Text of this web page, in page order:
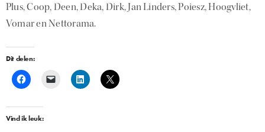
Plus, Coop, Deen, Deka, Dirk, Jan Linders, Poiesz, Hoogvliet,
Vomar en Nettorama.
Dit delen:
Vind ik leuk: